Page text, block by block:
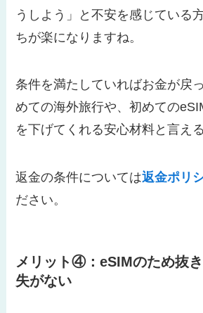
うしよう」と不安を感じている
ちが楽になりますね。
条件を満たしていればお金が戻
めての海外旅行や、初めての
を下げてくれる安心材料と言え
返金の条件については返金ポリ
ださい。
メリット④：eSIMのため抜
失がない